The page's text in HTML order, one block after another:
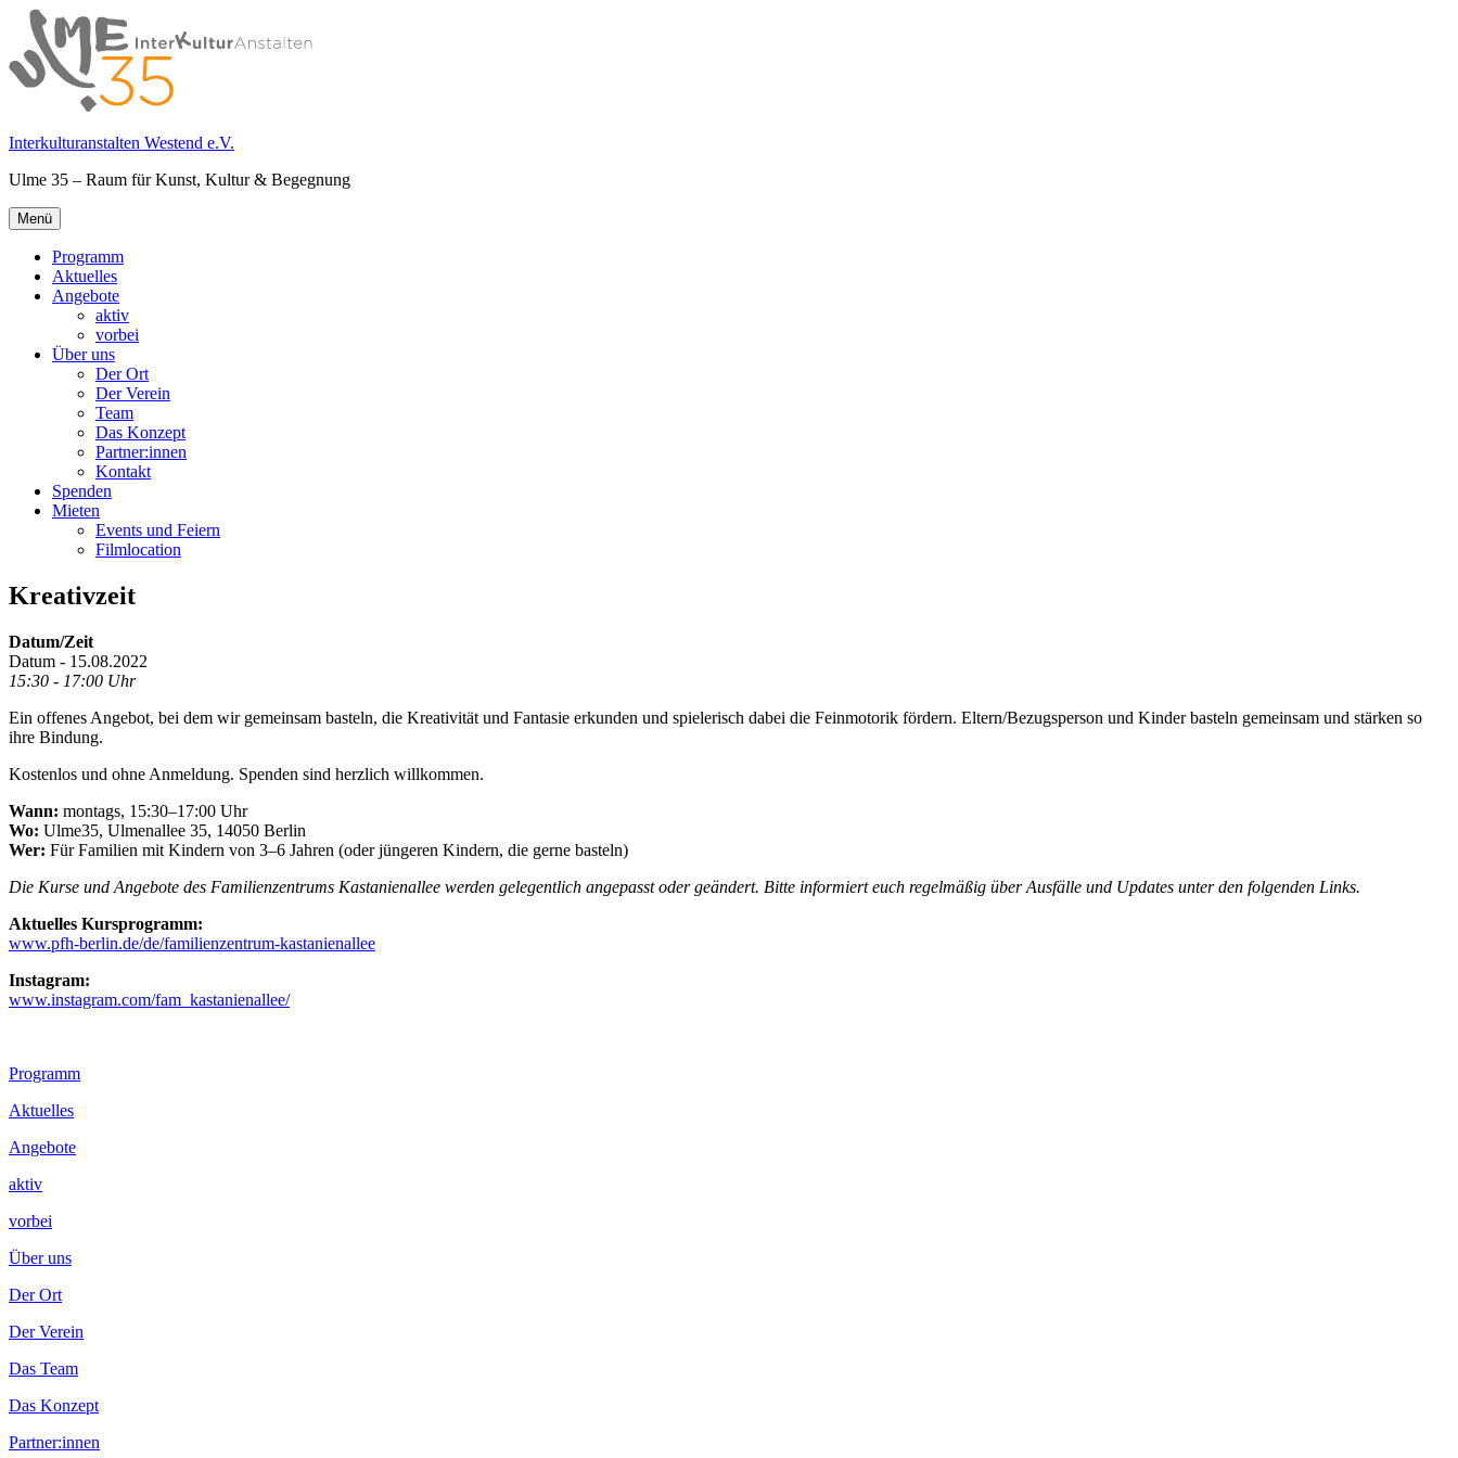
Springe
zum
Inhalt
Interkulturanstalten Westend e.V.
Ulme 35 – Raum für Kunst, Kultur & Begegnung
Primäres
Menü
Menü
Programm
Aktuelles
Angebote
aktiv
vorbei
Über uns
Der Ort
Der Verein
Team
Das Konzept
Partner:innen
Kontakt
Spenden
Mieten
Events und Feiern
Filmlocation
Kreativzeit
Datum/Zeit
Datum - 15.08.2022
15:30 - 17:00 Uhr
Ein offenes Angebot, bei dem wir gemeinsam basteln, die Kreativität und Fantasie erkunden und spielerisch dabei die Feinmotorik fördern. Eltern/Bezugsperson und Kinder basteln gemeinsam und stärken so
ihre Bindung.
Kostenlos und ohne Anmeldung. Spenden sind herzlich willkommen.
Wann: montags, 15:30–17:00 Uhr
Wo: Ulme35, Ulmenallee 35, 14050 Berlin
Wer: Für Familien mit Kindern von 3–6 Jahren (oder jüngeren Kindern, die gerne basteln)
Die Kurse und Angebote des Familienzentrums Kastanienallee werden gelegentlich angepasst oder geändert. Bitte informiert euch regelmäßig über Ausfälle und Updates unter den folgenden Links.
Aktuelles Kursprogramm:
www.pfh-berlin.de/de/familienzentrum-kastanienallee
Instagram:
www.instagram.com/fam_kastanienallee/
Footer
Inhalt
Programm
Aktuelles
Angebote
aktiv
vorbei
Über uns
Der Ort
Der Verein
Das Team
Das Konzept
Partner:innen